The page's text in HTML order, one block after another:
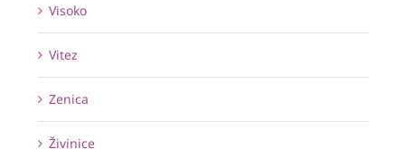
Visoko
Vitez
Zenica
Živinice